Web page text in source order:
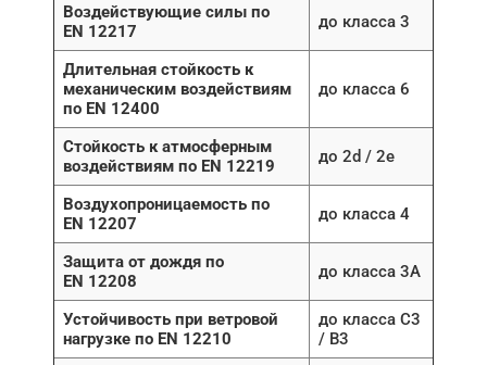
Воздействующие силы по
EN 12217
до класса 3
Длительная стойкость к
механическим воздействиям
по EN 12400
до класса 6
Стойкость к атмосферным
воздействиям по EN 12219
до 2d / 2e
Воздухопроницаемость по
EN 12207
до класса 4
Защита от дождя по
EN 12208
до класса 3A
Устойчивость при ветровой
нагрузке по EN 12210
до класса C3
/ B3